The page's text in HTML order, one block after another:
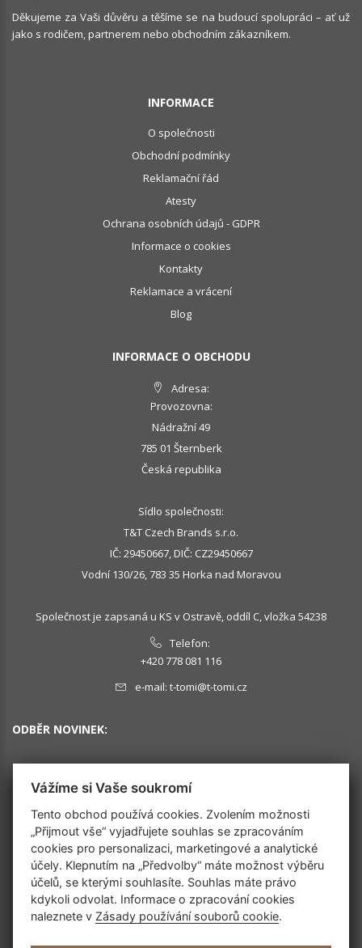
Děkujeme za Vaši důvěru a těšíme se na budoucí spolupráci – ať už
jako s rodičem, partnerem nebo obchodním zákazníkem.
INFORMACE
O společnosti
Obchodní podmínky
Reklamační řád
Atesty
Ochrana osobních údajů - GDPR
Informace o cookies
Kontakty
Reklamace a vrácení
Blog
INFORMACE O OBCHODU
Adresa:
Provozovna:
Nádražní 49
785 01 Šternberk
Česká republika
Sídlo společnosti:
T&T Czech Brands s.r.o.
IČ: 29450667, DIČ: CZ29450667
Vodní 130/26, 783 35 Horka nad Moravou
Společnost je zapsaná u KS v Ostravě, oddíl C, vložka 54238
Telefon:
+420 778 081 116
e-mail: t-tomi@t-tomi.cz
ODBĚR NOVINEK:
OK
SLEDUJTE NÁS
Vážíme si Vaše soukromí
Tento obchod používá cookies. Zvolením možnosti
„Přijmout vše“ vyjadřujete souhlas se zpracováním
cookies pro personalizaci, marketingové a analytické
účely. Klepnutím na „Předvolby“ máte možnost výběru
účelů, se kterými souhlasíte. Souhlas máte právo
kdykoli odvolat. Informace o zpracování cookies
naleznete v Zásady používání souborů cookie.